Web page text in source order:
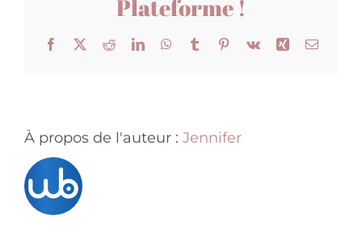
Plateforme !
Facebook
X RedditLinkedInWhatsApp
TumblrPinterest
Vk Xing Email
À propos de l'auteur : Jennifer